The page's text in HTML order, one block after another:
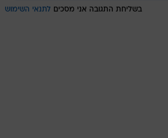
בשליחת התגובה אני מסכים לתנאי השימוש